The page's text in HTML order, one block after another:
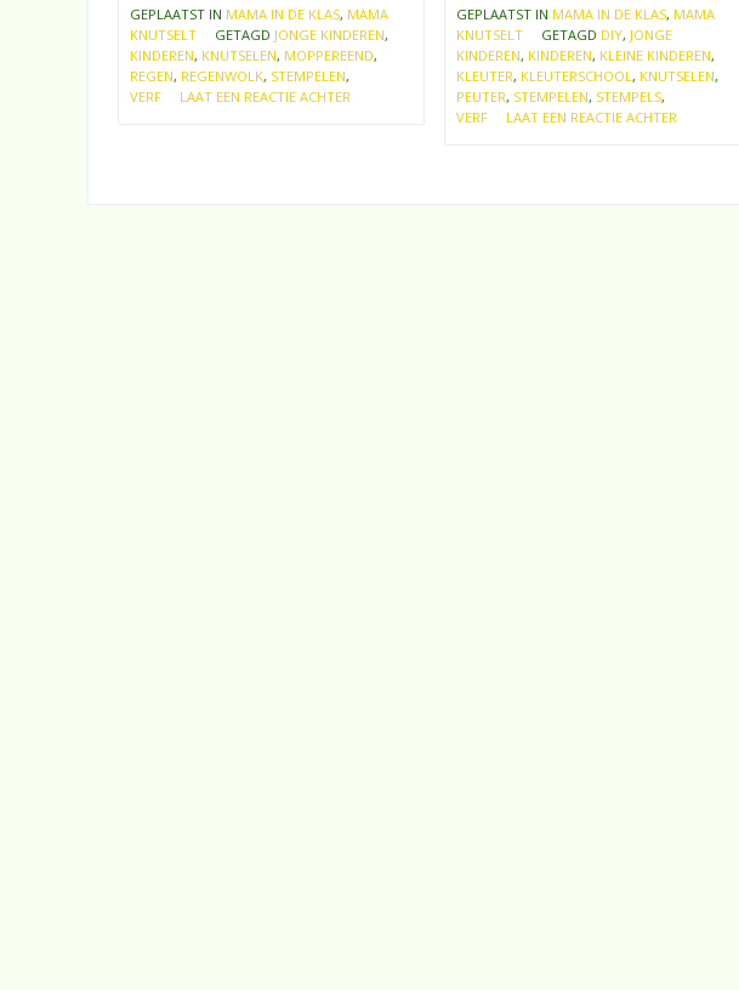
GEPLAATST IN MAMA IN DE KLAS, MAMA
KNUTSELT
GETAGD JONGE KINDEREN,
KINDEREN, KNUTSELEN, MOPPEREEND,
REGEN, REGENWOLK, STEMPELEN,
VERF
LAAT EEN REACTIE ACHTER
GEPLAATST IN MAMA IN DE KLAS, MAMA
KNUTSELT
GETAGD DIY, JONGE
KINDEREN, KINDEREN, KLEINE KINDEREN,
KLEUTER, KLEUTERSCHOOL , KNUTSELEN,
PEUTER, STEMPELEN, STEMPELS,
VERF
LAAT EEN REACTIE ACHTER